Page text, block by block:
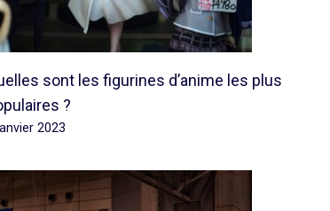
sont les figurines d’anime les plus
?
2023